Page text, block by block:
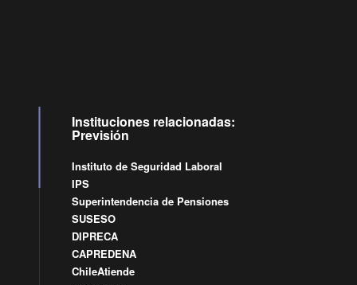
Instituciones relacionadas:
Previsión
Instituto de Seguridad Laboral
IPS
Superintendencia de Pensiones
SUSESO
DIPRECA
CAPREDENA
ChileAtiende